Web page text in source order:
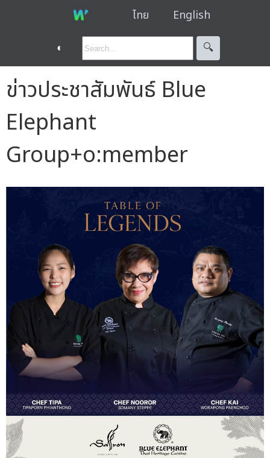
ไทย English
◐ 🔍︎
ข่าวประชาสัมพันธ์ Blue
Elephant
Group+o:member